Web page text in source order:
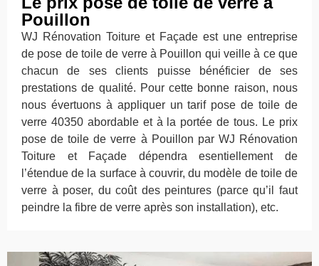
Pouillon
WJ Rénovation Toiture et Façade est une entreprise
de pose de toile de verre à Pouillon qui veille à ce que
chacun de ses clients puisse bénéficier de ses
prestations de qualité. Pour cette bonne raison, nous
nous évertuons à appliquer un tarif pose de toile de
verre 40350 abordable et à la portée de tous. Le prix
pose de toile de verre à Pouillon par WJ Rénovation
Toiture et Façade dépendra esentiellement de
l’étendue de la surface à couvrir, du modèle de toile de
verre à poser, du coût des peintures (parce qu’il faut
peindre la fibre de verre après son installation), etc.